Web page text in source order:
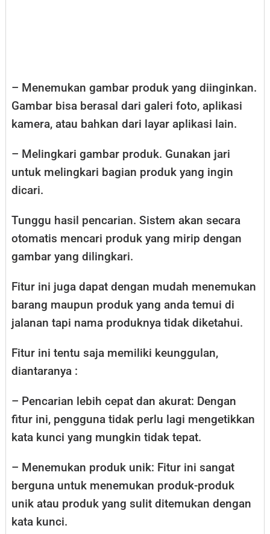
– Menemukan gambar produk yang diinginkan.
Gambar bisa berasal dari galeri foto, aplikasi
kamera, atau bahkan dari layar aplikasi lain.
– Melingkari gambar produk. Gunakan jari
untuk melingkari bagian produk yang ingin
dicari.
Tunggu hasil pencarian. Sistem akan secara
otomatis mencari produk yang mirip dengan
gambar yang dilingkari.
Fitur ini juga dapat dengan mudah menemukan
barang maupun produk yang anda temui di
jalanan tapi nama produknya tidak diketahui.
Fitur ini tentu saja memiliki keunggulan,
diantaranya :
– Pencarian lebih cepat dan akurat: Dengan
fitur ini, pengguna tidak perlu lagi mengetikkan
kata kunci yang mungkin tidak tepat.
– Menemukan produk unik: Fitur ini sangat
berguna untuk menemukan produk-produk
unik atau produk yang sulit ditemukan dengan
kata kunci.